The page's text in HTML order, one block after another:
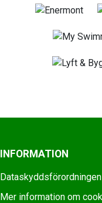
INFORMATION
Dataskyddsförordningen
Mer information om